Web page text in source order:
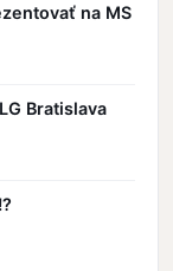
na MS
Bratislava